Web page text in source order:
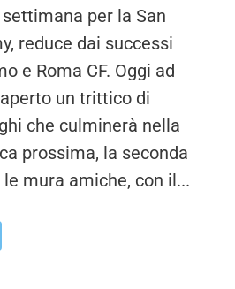
per la San
reduce dai successi
e Roma CF. Oggi ad
un trittico di
che culminerà nella
prossima, la seconda
mura amiche, con il...